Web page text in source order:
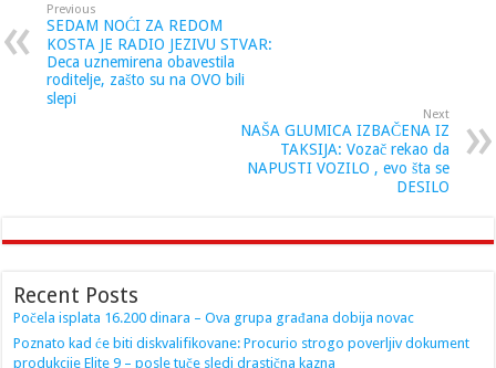
Previous
SEDAM NOĆI ZA REDOM
KOSTA JE RADIO JEZIVU STVAR:
Deca uznemirena obavestila
roditelje, zašto su na OVO bili
slepi
Next
NAŠA GLUMICA IZBAČENA IZ
TAKSIJA: Vozač rekao da
NAPUSTI VOZILO , evo šta se
DESILO
Recent Posts
Počela isplata 16.200 dinara – Ova grupa građana dobija novac
Poznato kad će biti diskvalifikovane: Procurio strogo poverljiv dokument
produkcije Elite 9 – posle tuče sledi drastična kazna